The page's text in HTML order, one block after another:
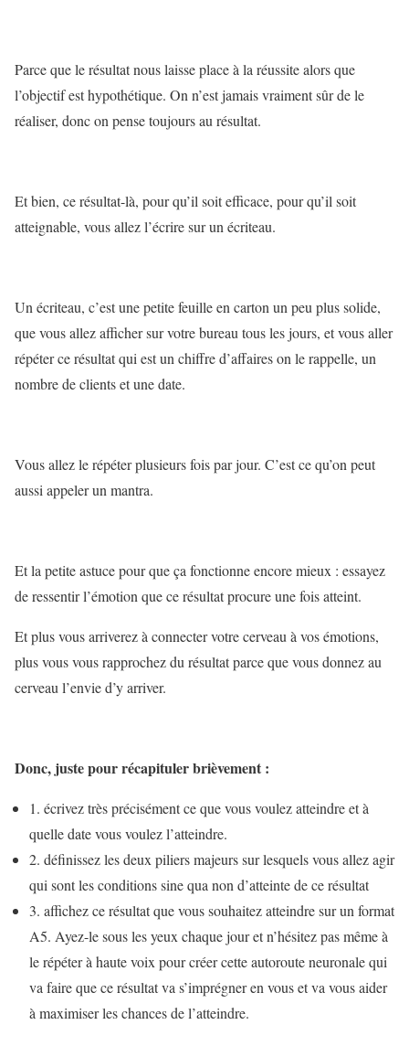
Parce que le résultat nous laisse place à la réussite alors que
l’objectif est hypothétique. On n’est jamais vraiment sûr de le
réaliser, donc on pense toujours au résultat.
Et bien, ce résultat-là, pour qu’il soit efficace, pour qu’il soit
atteignable, vous allez l’écrire sur un écriteau.
Un écriteau, c’est une petite feuille en carton un peu plus solide,
que vous allez afficher sur votre bureau tous les jours, et vous aller
répéter ce résultat qui est un chiffre d’affaires on le rappelle, un
nombre de clients et une date.
Vous allez le répéter plusieurs fois par jour. C’est ce qu’on peut
aussi appeler un mantra.
Et la petite astuce pour que ça fonctionne encore mieux : essayez
de ressentir l’émotion que ce résultat procure une fois atteint.
Et plus vous arriverez à connecter votre cerveau à vos émotions,
plus vous vous rapprochez du résultat parce que vous donnez au
cerveau l’envie d’y arriver.
Donc, juste pour récapituler brièvement :
1. écrivez très précisément ce que vous voulez atteindre et à
quelle date vous voulez l’atteindre.
2. définissez les deux piliers majeurs sur lesquels vous allez agir
qui sont les conditions sine qua non d’atteinte de ce résultat
3. affichez ce résultat que vous souhaitez atteindre sur un format
A5. Ayez-le sous les yeux chaque jour et n’hésitez pas même à
le répéter à haute voix pour créer cette autoroute neuronale qui
va faire que ce résultat va s’imprégner en vous et va vous aider
à maximiser les chances de l’atteindre.